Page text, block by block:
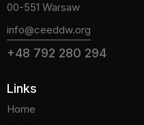
00-551 Warsaw
info@ceeddw.org
+48 792 280 294
Links
Home